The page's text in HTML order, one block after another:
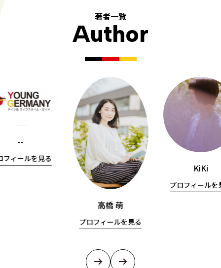
著者一覧
Author
--
フィールを見る
高橋 萌
プロフィールを見る
KiKi
プロフィールを